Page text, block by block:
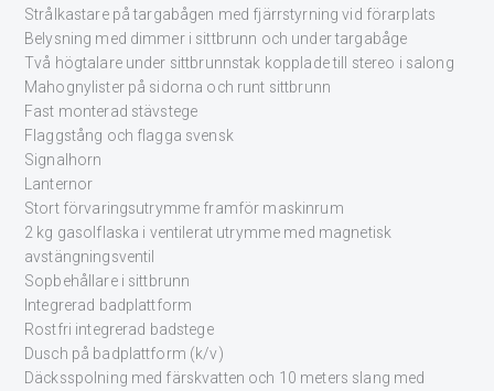
Strålkastare på targabågen med fjärrstyrning vid förarplats
Belysning med dimmer i sittbrunn och under targabåge
Två högtalare under sittbrunnstak kopplade till stereo i salong
Mahognylister på sidorna och runt sittbrunn
Fast monterad stävstege
Flaggstång och flagga svensk
Signalhorn
Lanternor
Stort förvaringsutrymme framför maskinrum
2 kg gasolflaska i ventilerat utrymme med magnetisk
avstängningsventil
Sopbehållare i sittbrunn
Integrerad badplattform
Rostfri integrerad badstege
Dusch på badplattform (k/v)
Däcksspolning med färskvatten och 10 meters slang med